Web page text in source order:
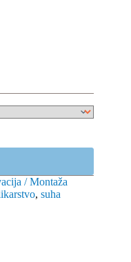
/ Montaža
, suha